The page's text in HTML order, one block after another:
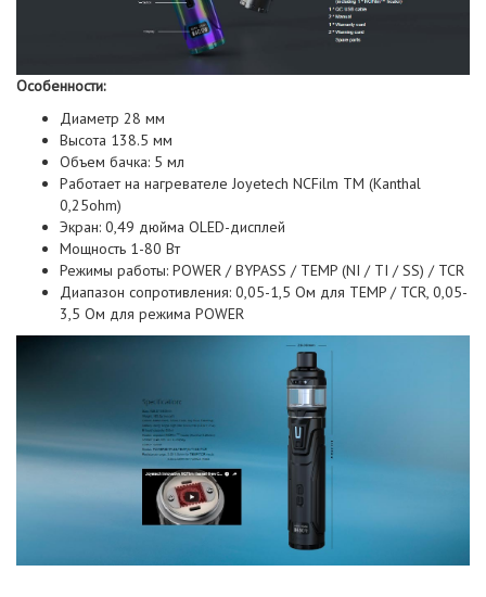
Особенности:
Диаметр 28 мм
Высота 138.5 мм
Объем бачка: 5 мл
Работает на нагревателе Joyetech NCFilm TM (Kanthal
0,25ohm)
Экран: 0,49 дюйма OLED-дисплей
Мощность 1-80 Вт
Режимы работы: POWER / BYPASS / TEMP (NI / TI / SS) / TCR
Диапазон сопротивления: 0,05-1,5 Ом для TEMP / TCR, 0,05-
3,5 Ом для режима POWER